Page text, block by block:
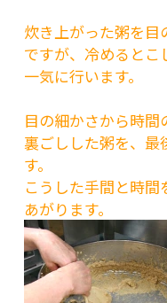
炊き上がった粥を目
ですが、冷めるとこ
一気に行います。
目の細かさから時
裏ごしした粥を、最
す。
こうした手間と時
あがります。